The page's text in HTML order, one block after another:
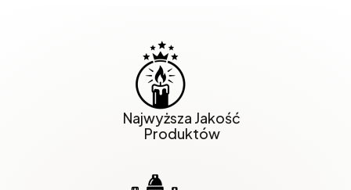
Najwyższa Jakość
Produktów